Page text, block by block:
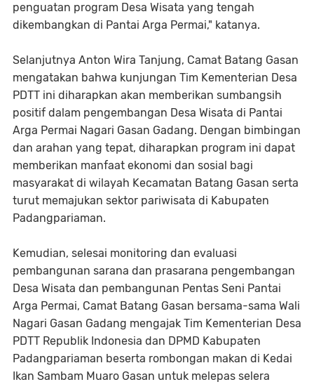
penguatan program Desa Wisata yang tengah
dikembangkan di Pantai Arga Permai," katanya.
Selanjutnya Anton Wira Tanjung, Camat Batang Gasan
mengatakan bahwa kunjungan Tim Kementerian Desa
PDTT ini diharapkan akan memberikan sumbangsih
positif dalam pengembangan Desa Wisata di Pantai
Arga Permai Nagari Gasan Gadang. Dengan bimbingan
dan arahan yang tepat, diharapkan program ini dapat
memberikan manfaat ekonomi dan sosial bagi
masyarakat di wilayah Kecamatan Batang Gasan serta
turut memajukan sektor pariwisata di Kabupaten
Padangpariaman.
Kemudian, selesai monitoring dan evaluasi
pembangunan sarana dan prasarana pengembangan
Desa Wisata dan pembangunan Pentas Seni Pantai
Arga Permai, Camat Batang Gasan bersama-sama Wali
Nagari Gasan Gadang mengajak Tim Kementerian Desa
PDTT Republik Indonesia dan DPMD Kabupaten
Padangpariaman beserta rombongan makan di Kedai
Ikan Sambam Muaro Gasan untuk melepas selera